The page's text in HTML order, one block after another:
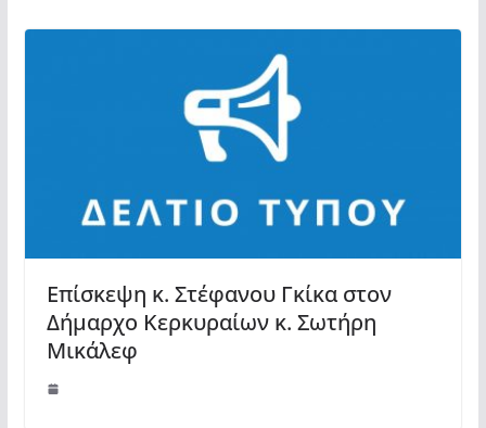
Επίσκεψη κ. Στέφανου Γκίκα στον
Δήμαρχο Κερκυραίων κ. Σωτήρη
Μικάλεφ